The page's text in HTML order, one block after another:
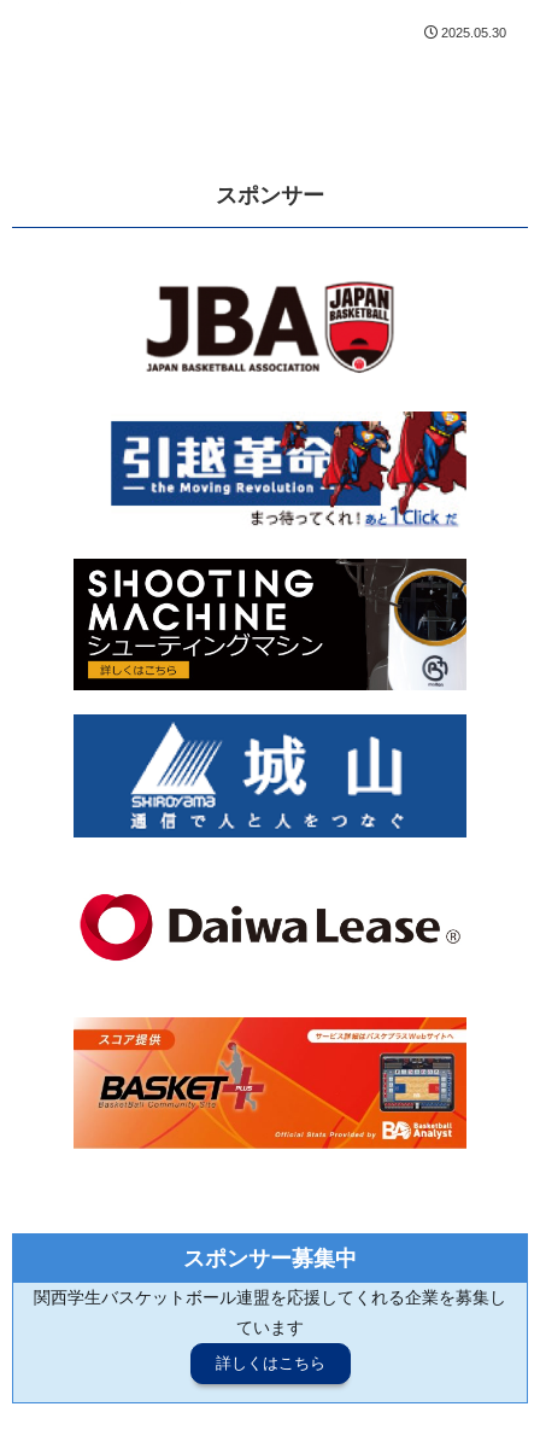
2025.05.30
スポンサー
スポンサー募集中
関西学生バスケットボール連盟を応援してくれる企業を募集し
ています
詳しくはこちら